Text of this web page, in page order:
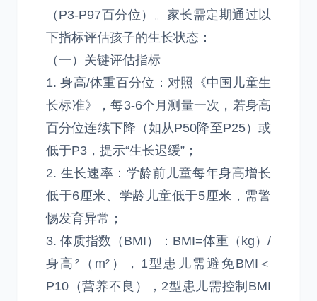
（P3-P97百分位）。家长需定期通过以
下指标评估孩子的生长状态：
（一）关键评估指标
1. 身高/体重百分位：对照《中国儿童生
长标准》，每3-6个月测量一次，若身高
百分位连续下降（如从P50降至P25）或
低于P3，提示“生长迟缓”；
2. 生长速率：学龄前儿童每年身高增长
低于6厘米、学龄儿童低于5厘米，需警
惕发育异常；
3. 体质指数（BMI）：BMI=体重（kg）/
身高²（m²），1型患儿需避免BMI＜
P10（营养不良），2型患儿需控制BMI